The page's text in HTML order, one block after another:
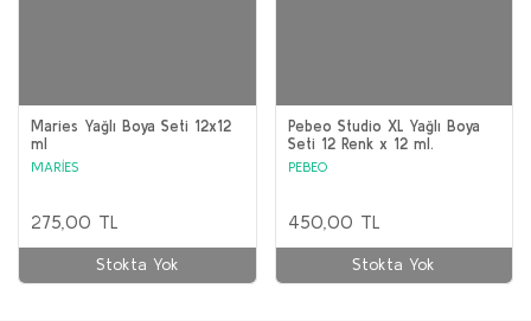
Maries Yağlı Boya Seti 12x12
ml
MARİES
275,00 TL
Stokta Yok
Pebeo Studio XL Yağlı Boya
Seti 12 Renk x 12 ml.
PEBEO
450,00 TL
Stokta Yok